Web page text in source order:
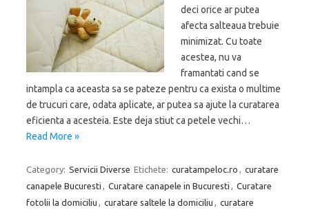
deci orice ar putea
afecta salteaua trebuie
minimizat. Cu toate
acestea, nu va
framantati cand se
intampla ca aceasta sa se pateze pentru ca exista o multime
de trucuri care, odata aplicate, ar putea sa ajute la curatarea
eficienta a acesteia. Este deja stiut ca petele vechi…
Read More »
Category: Servicii Diverse Etichete: curatampeloc.ro , curatare
canapele Bucuresti , Curatare canapele in Bucuresti , Curatare
fotolii la domiciliu , curatare saltele la domiciliu , curatare